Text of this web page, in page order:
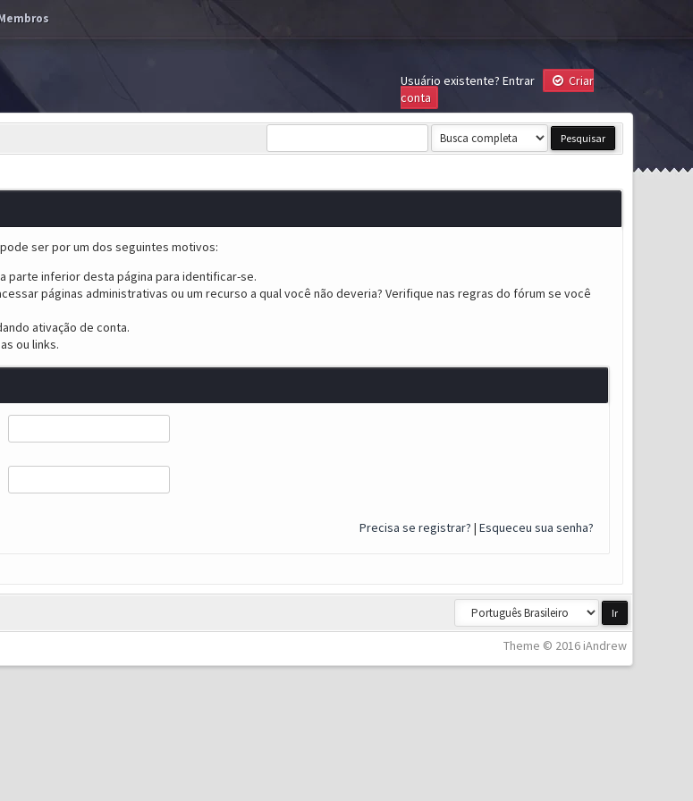
Usuário existente? Entrar
Criar
conta
ser por um dos seguintes motivos:
parte inferior desta página para identificar-se.
páginas administrativas ou um recurso a qual você não deveria? Verifique nas regras do fórum se você
ativação de conta.
ou links.
Precisa se registrar? | Esqueceu sua senha?
Theme © 2016 iAndrew